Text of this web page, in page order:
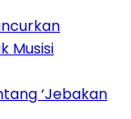
Musisi
‘Jebakan